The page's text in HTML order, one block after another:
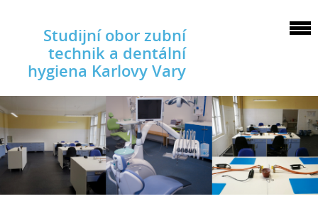
Studijní obor zubní
technik a dentální
hygiena Karlovy Vary